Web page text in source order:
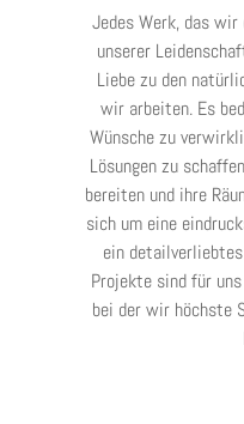
Jedes Werk, das
unserer
Liebe zu den
wir arbeiten. Es
Wünsche zu
Lösungen zu
bereiten und ihre
sich um eine
ein
Projekte sind für
bei der wir höchste